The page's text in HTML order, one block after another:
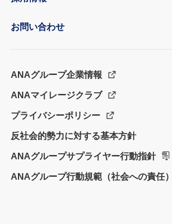
お問い合わせ
ANAグループ企業情報
ANAマイレージクラブ
プライバシーポリシー
反社会的勢力に対する基本方針
ANAグループサプライヤー行動指針
ANAグループ行動規範（社会への責任）